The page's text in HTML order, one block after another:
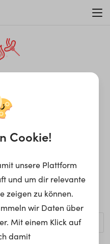
Seite nicht
nicht gefunden werden.
Begriff suchen?
Cookie!
unsere Plattform
und um dir relevante
zeigen zu können.
wir Daten über
Mit einem Klick auf
damit